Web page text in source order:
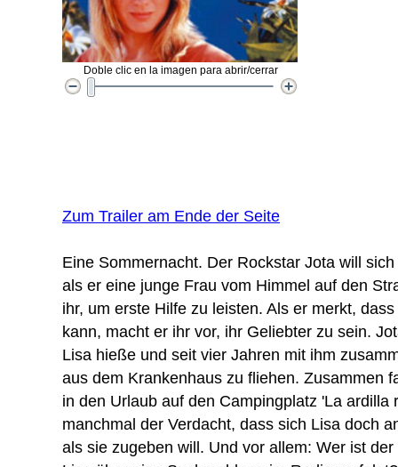
Doble clic en la imagen para abrir/cerrar
Zum Trailer am Ende der Seite
Eine Sommernacht. Der Rockstar Jota will
als er eine junge Frau vom Himmel auf den
ihr, um erste Hilfe zu leisten. Als er merkt,
kann, macht er ihr vor, ihr Geliebter zu sein.
Lisa hieße und seit vier Jahren mit ihm
aus dem Krankenhaus zu fliehen. Zusammen
in den Urlaub auf den Campingplatz 'La ardilla
manchmal der Verdacht, dass sich Lisa doch
als sie zugeben will. Und vor allem: Wer ist